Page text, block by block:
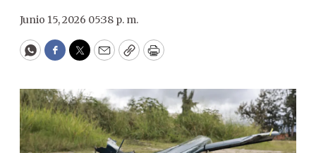
Junio 15, 2026 05:38 p. m.
WhatsApp
Facebook
Twitter
EmailCopyPrint